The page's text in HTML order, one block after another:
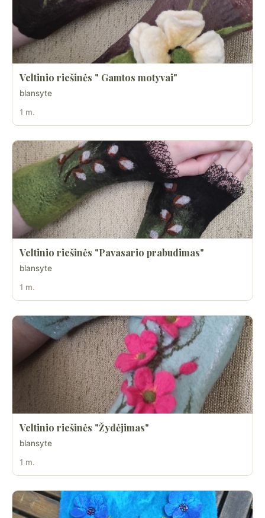
Veltinio riešinės " Gamtos motyvai"
blansyte
1 m.
Veltinio riešinės "Pavasario prabudimas"
blansyte
1 m.
Veltinio riešinės "Žydėjimas"
blansyte
1 m.